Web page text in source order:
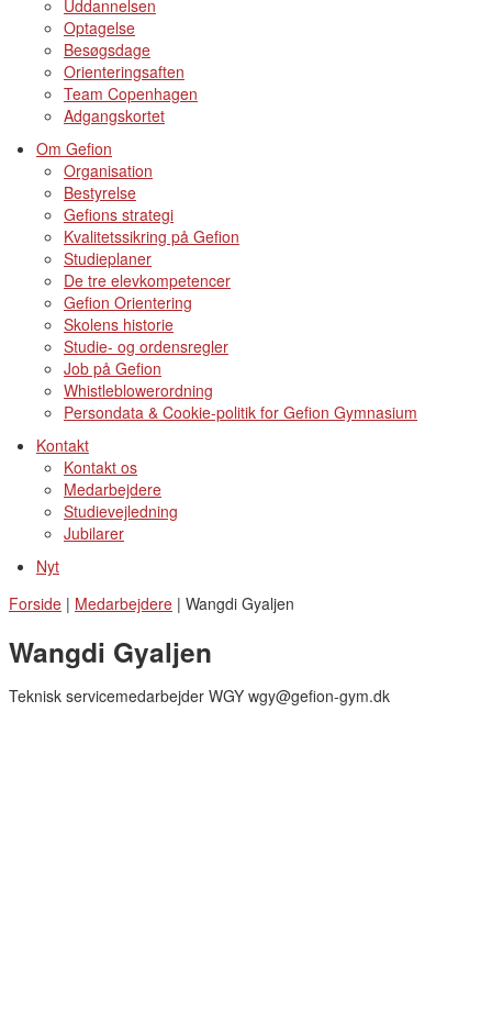
Uddannelsen
Optagelse
Besøgsdage
Orienteringsaften
Team Copenhagen
Adgangskortet
Om Gefion
Organisation
Bestyrelse
Gefions strategi
Kvalitetssikring på Gefion
Studieplaner
De tre elevkompetencer
Gefion Orientering
Skolens historie
Studie- og ordensregler
Job på Gefion
Whistleblowerordning
Persondata & Cookie-politik for Gefion Gymnasium
Kontakt
Kontakt os
Medarbejdere
Studievejledning
Jubilarer
Nyt
Forside | Medarbejdere | Wangdi Gyaljen
Wangdi Gyaljen
Teknisk servicemedarbejder WGY wgy@gefion-gym.dk